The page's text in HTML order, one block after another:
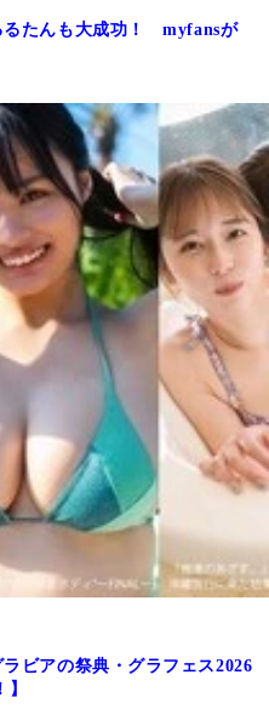
るたんも大成功！ myfansが
ビアの祭典・グラフェス2026